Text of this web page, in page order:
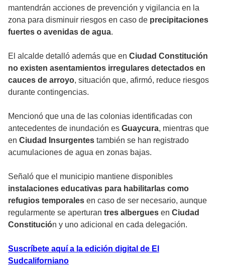
mantendrán acciones de prevención y vigilancia en la
zona para disminuir riesgos en caso de precipitaciones
fuertes o avenidas de agua.
El alcalde detalló además que en Ciudad Constitución
no existen asentamientos irregulares detectados en
cauces de arroyo, situación que, afirmó, reduce riesgos
durante contingencias.
Mencionó que una de las colonias identificadas con
antecedentes de inundación es Guaycura, mientras que
en Ciudad Insurgentes también se han registrado
acumulaciones de agua en zonas bajas.
Señaló que el municipio mantiene disponibles
instalaciones educativas para habilitarlas como
refugios temporales en caso de ser necesario, aunque
regularmente se aperturan tres albergues en Ciudad
Constitución y uno adicional en cada delegación.
Suscríbete aquí a la edición digital de El
Sudcaliforniano